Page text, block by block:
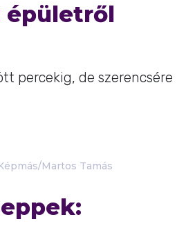
épületről
percekig, de szerencsére
Martos Tamás